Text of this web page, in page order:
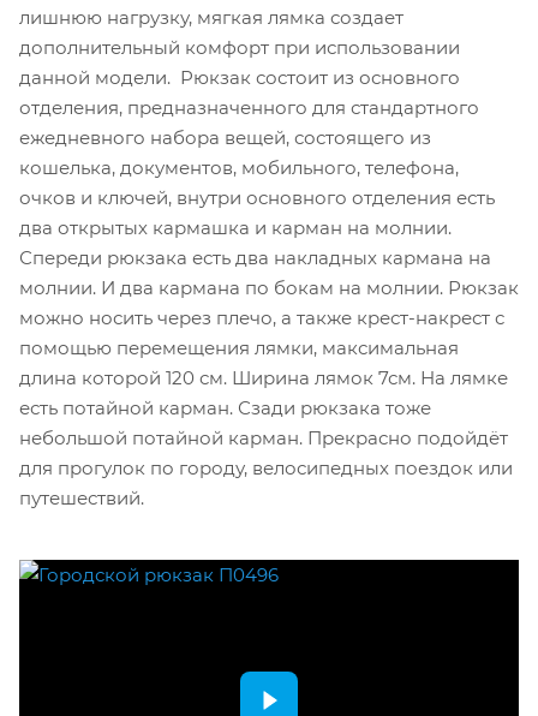
лишнюю нагрузку, мягкая лямка создает
дополнительный комфорт при использовании
данной модели. Рюкзак состоит из основного
отделения, предназначенного для стандартного
ежедневного набора вещей, состоящего из
кошелька, документов, мобильного, телефона,
очков и ключей, внутри основного отделения есть
два открытых кармашка и карман на молнии.
Спереди рюкзака есть два накладных кармана на
молнии. И два кармана по бокам на молнии. Рюкзак
можно носить через плечо, а также крест-накрест с
помощью перемещения лямки, максимальная
длина которой 120 см. Ширина лямок 7см. На лямке
есть потайной карман. Сзади рюкзака тоже
небольшой потайной карман. Прекрасно подойдёт
для прогулок по городу, велосипедных поездок или
путешествий.